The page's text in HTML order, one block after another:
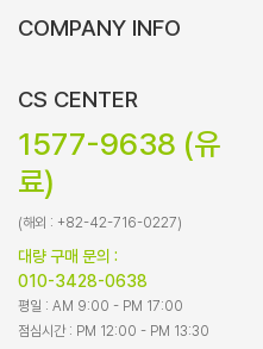
COMPANY INFO
CS CENTER
1577-9638 (유
료)
(해외 : +82-42-716-0227)
대량 구매 문의 :
010-3428-0638
평일 : AM 9:00 - PM 17:00
점심시간 : PM 12:00 - PM 13:30